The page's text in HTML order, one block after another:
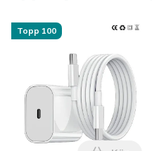
Topp 100